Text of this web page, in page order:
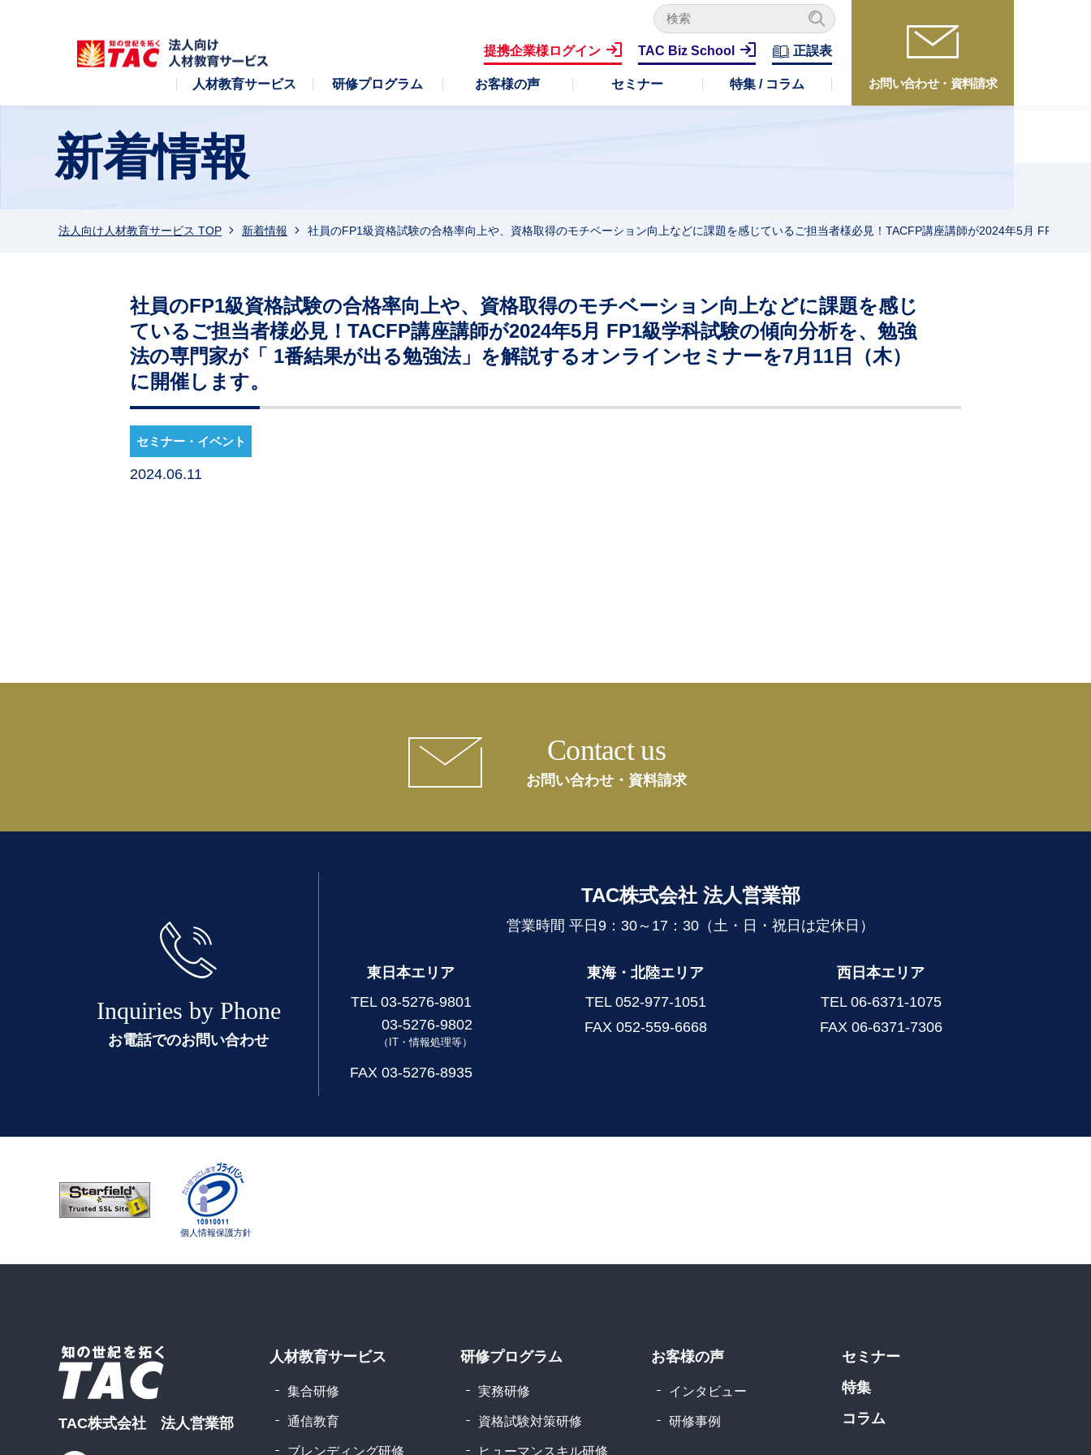
お問い合わせ・資料請求
キ
ー
ワ
人材教育サービス 研修プログラム お客様の声 セミナー 特集 / コラム
提携企業様ログイン TAC Biz School 正誤表
新着情報
法人向け人材教育サービス TOP 新着情報 社員のFP1級資格試験の合格率向上や、資格取得のモチベーション向上などに課題を感じているご担当者様必見！TACFP講座講師が2024年5月 FP1級
社員のFP1級資格試験の合格率向上や、資格取得のモチベーション向上などに課題を感じ
ているご担当者様必見！TACFP講座講師が2024年5月 FP1級学科試験の傾向分析を、勉強
法の専門家が「 1番結果が出る勉強法」を解説するオンラインセミナーを7月11日（木）
に開催します。
セミナー・イベント
2024.06.11
Contact us
お問い合わせ・資料請求
Inquiries by Phone
お電話でのお問い合わせ
TAC株式会社 法人営業部
営業時間 平日9：30～17：30（土・日・祝日は定休日）
東日本エリア
TEL 03-5276-9801
03-5276-9802
（IT・情報処理等）
FAX 03-5276-8935
東海・北陸エリア
TEL 052-977-1051
FAX 052-559-6668
西日本エリア
TEL 06-6371-1075
FAX 06-6371-7306
個人情報保護方針
TAC株式会社 法人営業部
人材教育サービス
集合研修
通信教育
ブレンディング研修
研修プログラム
実務研修
資格試験対策研修
ヒューマンスキル研修
お客様の声
インタビュー
研修事例
セミナー
特集
コラム